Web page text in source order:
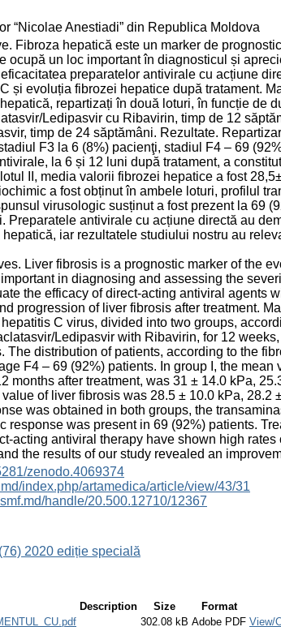
“Nicolae Anestiadi” din Republica Moldova
Fibroza hepatică este un marker de
ocupă un loc important în diagnosticul și
preparatelor antivirale cu acțiune
și evoluția fibrozei hepatice după tratament.
repartizați în două loturi, în funcție de
Ledipasvir cu Ribavirin, timp de 12
timp de 24 săptămâni. Rezultate.
F3 la 6 (8%) pacienţi, stadiul F4 – 69
la 6 și 12 luni după tratament, a
II, media valorii fibrozei hepatice a fost
a fost obținut în ambele loturi, profilul
virusologic susținut a fost prezent la 69
Preparatele antivirale cu acțiune directă au
iar rezultatele studiului nostru au
Liver fibrosis is a prognostic marker of the
in diagnosing and assessing the
the efficacy of direct-acting antiviral agents
progression of liver fibrosis after treatment.
C virus, divided into two groups,
Ledipasvir with Ribavirin, for 12
The distribution of patients, according to the
F4 – 69 (92%) patients. In group I, the
months after treatment, was 31 ± 14.0 kPa,
of liver fibrosis was 28.5 ± 10.0 kPa, 28.2
was obtained in both groups, the
response was present in 69 (92%) patients.
acting antiviral therapy have shown high
the results of our study revealed an
zenodo.4069374
index.php/artamedica/article/view/43/31
handle/20.500.12710/12367
2020 ediție specială
Description Size
Format
302.08 kB Adobe PDF View/